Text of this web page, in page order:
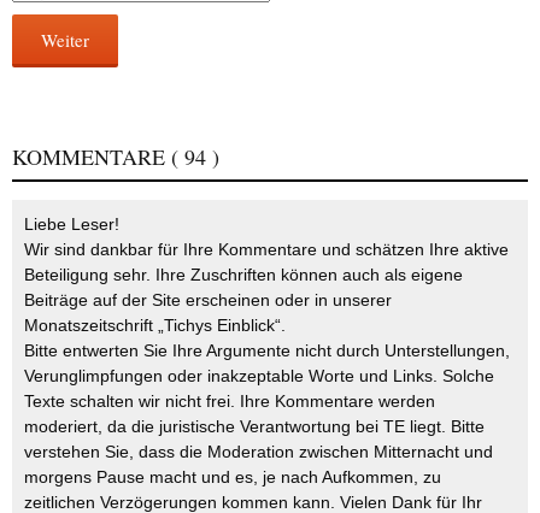
Weiter
KOMMENTARE ( 94 )
Liebe Leser!
Wir sind dankbar für Ihre Kommentare und schätzen Ihre aktive
Beteiligung sehr. Ihre Zuschriften können auch als eigene
Beiträge auf der Site erscheinen oder in unserer
Monatszeitschrift „Tichys Einblick“.
Bitte entwerten Sie Ihre Argumente nicht durch Unterstellungen,
Verunglimpfungen oder inakzeptable Worte und Links. Solche
Texte schalten wir nicht frei. Ihre Kommentare werden
moderiert, da die juristische Verantwortung bei TE liegt. Bitte
verstehen Sie, dass die Moderation zwischen Mitternacht und
morgens Pause macht und es, je nach Aufkommen, zu
zeitlichen Verzögerungen kommen kann. Vielen Dank für Ihr